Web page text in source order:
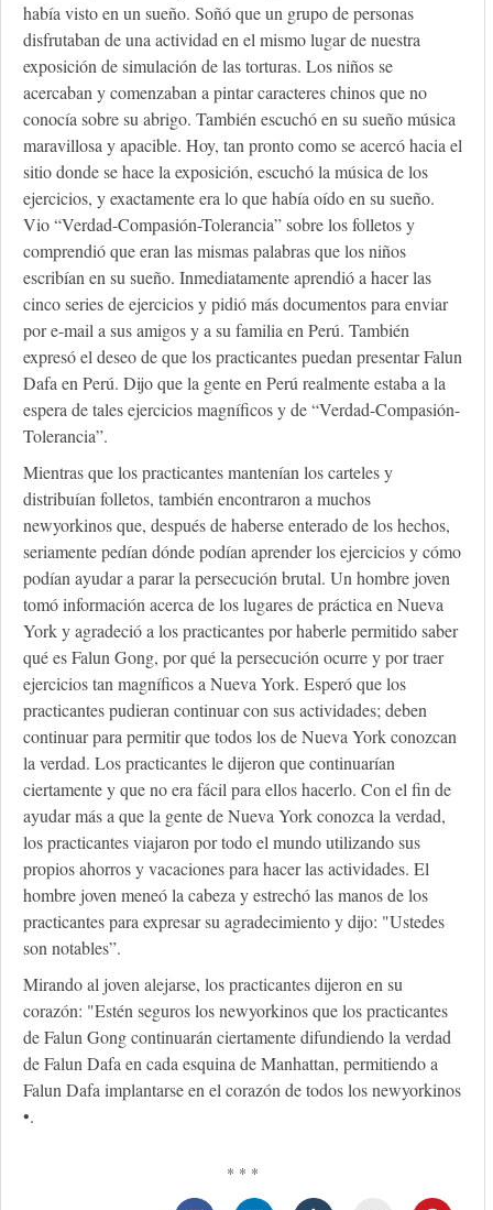
había visto en un sueño. Soñó que un grupo de personas
disfrutaban de una actividad en el mismo lugar de nuestra
exposición de simulación de las torturas. Los niños se
acercaban y comenzaban a pintar caracteres chinos que no
conocía sobre su abrigo. También escuchó en su sueño música
maravillosa y apacible. Hoy, tan pronto como se acercó hacia el
sitio donde se hace la exposición, escuchó la música de los
ejercicios, y exactamente era lo que había oído en su sueño.
Vio “Verdad-Compasión-Tolerancia” sobre los folletos y
comprendió que eran las mismas palabras que los niños
escribían en su sueño. Inmediatamente aprendió a hacer las
cinco series de ejercicios y pidió más documentos para enviar
por e-mail a sus amigos y a su familia en Perú. También
expresó el deseo de que los practicantes puedan presentar Falun
Dafa en Perú. Dijo que la gente en Perú realmente estaba a la
espera de tales ejercicios magníficos y de “Verdad-Compasión-
Tolerancia”.
Mientras que los practicantes mantenían los carteles y
distribuían folletos, también encontraron a muchos
newyorkinos que, después de haberse enterado de los hechos,
seriamente pedían dónde podían aprender los ejercicios y cómo
podían ayudar a parar la persecución brutal. Un hombre joven
tomó información acerca de los lugares de práctica en Nueva
York y agradeció a los practicantes por haberle permitido saber
qué es Falun Gong, por qué la persecución ocurre y por traer
ejercicios tan magníficos a Nueva York. Esperó que los
practicantes pudieran continuar con sus actividades; deben
continuar para permitir que todos los de Nueva York conozcan
la verdad. Los practicantes le dijeron que continuarían
ciertamente y que no era fácil para ellos hacerlo. Con el fin de
ayudar más a que la gente de Nueva York conozca la verdad,
los practicantes viajaron por todo el mundo utilizando sus
propios ahorros y vacaciones para hacer las actividades. El
hombre joven meneó la cabeza y estrechó las manos de los
practicantes para expresar su agradecimiento y dijo: "Ustedes
son notables”.
Mirando al joven alejarse, los practicantes dijeron en su
corazón: "Estén seguros los newyorkinos que los practicantes
de Falun Gong continuarán ciertamente difundiendo la verdad
de Falun Dafa en cada esquina de Manhattan, permitiendo a
Falun Dafa implantarse en el corazón de todos los newyorkinos
•.
* * *